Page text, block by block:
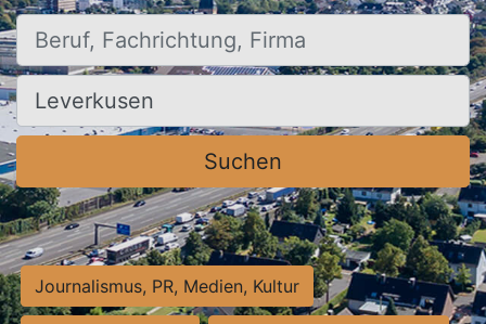
Beruf, Fachrichtung, Firma
Ort, Stadt
Suchen
Journalismus, PR, Medien, Kultur